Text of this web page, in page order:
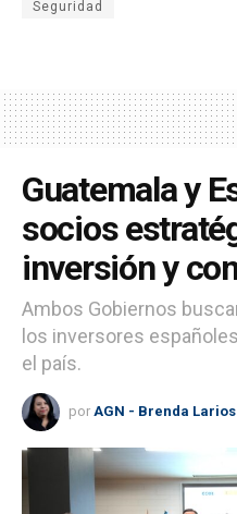
Seguridad
Guatemala y
socios
inversión y
Ambos Gobiernos
los inversores
el país.
por AGN - Brenda Larios